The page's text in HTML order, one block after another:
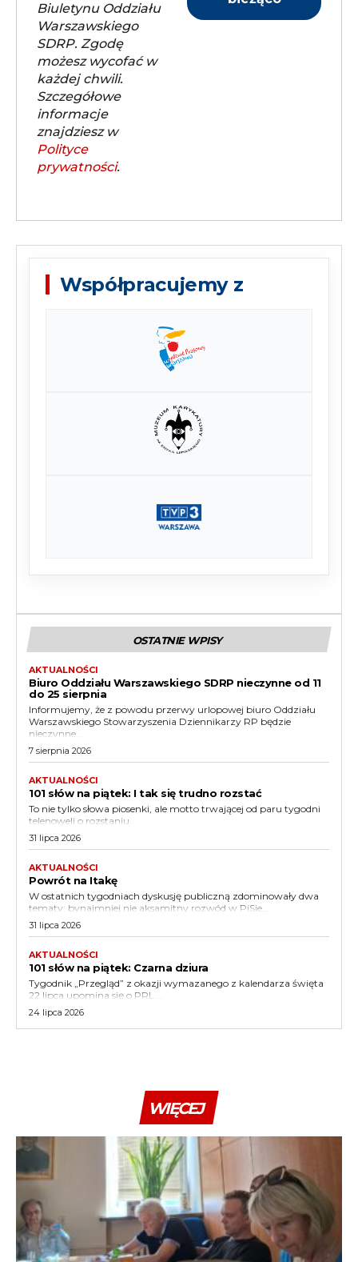
Biuletynu Oddziału
Warszawskiego
SDRP. Zgodę
możesz wycofać w
każdej chwili.
Szczegółowe
informacje
znajdziesz w
Polityce
prywatności.
Współpracujemy z
OSTATNIE WPISY
AKTUALNOŚCI
Biuro Oddziału Warszawskiego SDRP nieczynne od 11
do 25 sierpnia
Informujemy, że z powodu przerwy urlopowej biuro Oddziału
Warszawskiego Stowarzyszenia Dziennikarzy RP będzie
nieczynne...
7 sierpnia 2026
AKTUALNOŚCI
101 słów na piątek: I tak się trudno rozstać
To nie tylko słowa piosenki, ale motto trwającej od paru tygodni
telenoweli o rozstaniu...
31 lipca 2026
AKTUALNOŚCI
Powrót na Itakę
W ostatnich tygodniach dyskusję publiczną zdominowały dwa
tematy: bynajmniej nie aksamitny rozwód w PiSie,...
31 lipca 2026
AKTUALNOŚCI
101 słów na piątek: Czarna dziura
Tygodnik „Przegląd” z okazji wymazanego z kalendarza święta
22 lipca upomina się o PRL....
24 lipca 2026
WIĘCEJ